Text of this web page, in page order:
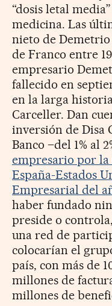
“dosis letal
medicina. Las
nieto de
de Franco entre
empresario
fallecido en
en la larga
Carceller. Dan
inversión de Disa
Banco –del 1% al
empresario por la
España-Estados
Empresarial del
haber fundado
preside o
una red de
colocarían el
país, con más de
millones de
millones de